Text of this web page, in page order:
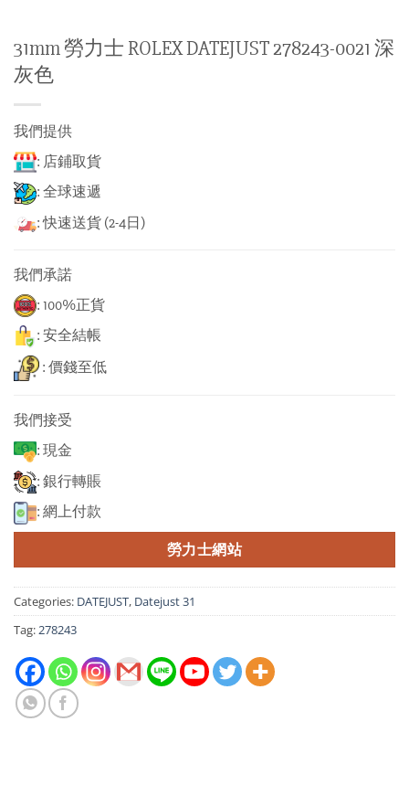
31mm 勞力士 ROLEX DATEJUST 278243-0021 深
灰色
我們提供
: 店鋪取貨
: 全球速遞
: 快速送貨 (2-4日)
我們承諾
: 100%正貨
: 安全結帳
: 價錢至低
我們接受
: 現金
: 銀行轉賬
: 網上付款
勞力士網站
Categories: DATEJUST, Datejust 31
Tag:278243